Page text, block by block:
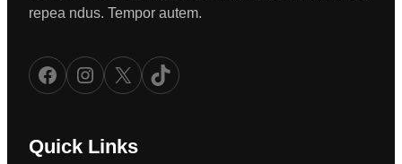
repea ndus. Tempor autem.
Facebook Instagram X TikTok
Quick Links